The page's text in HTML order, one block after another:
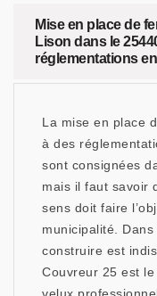
Mise en place de
Lison dans le
réglementations
La mise en place
à des
sont consignées
mais il faut savoir
sens doit faire
municipalité.
construire est
Couvreur 25 est